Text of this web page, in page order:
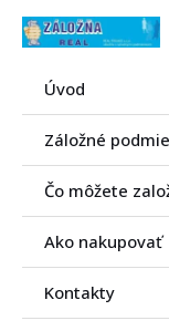
Preskočiť
Úvod
Záložné
Čo môžete
Ako nakupovať
Kontakty